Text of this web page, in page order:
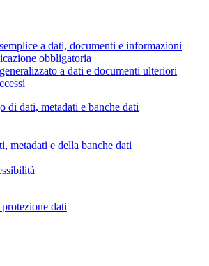
a dati, documenti e informazioni
obbligatoria
a dati e documenti ulteriori
di dati, metadati e banche dati
metadati e della banche dati
dati